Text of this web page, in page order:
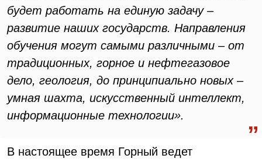
будет работать на единую задачу –
развитие наших государств. Направления
обучения могут самыми различными – от
традиционных, горное и нефтегазовое
дело, геология, до принципиально новых –
умная шахта, искусственный интеллект,
информационные технологии».
В настоящее время Горный ведет